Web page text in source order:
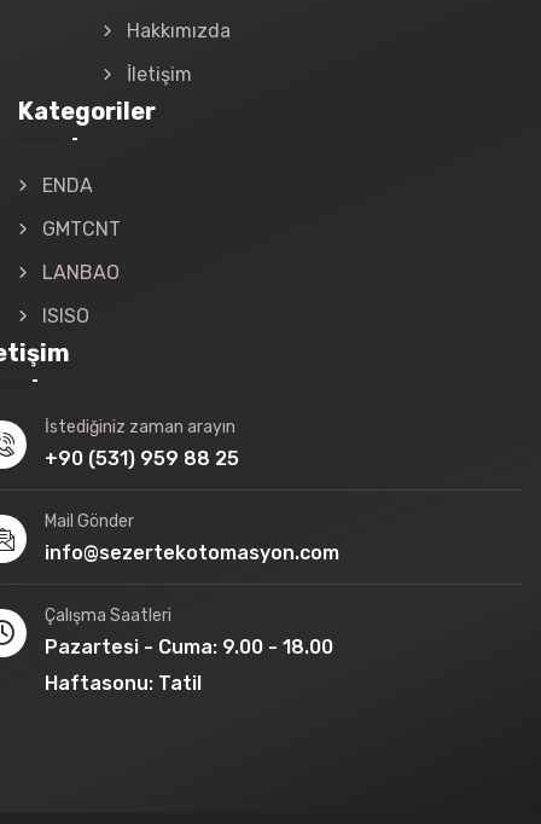
Hakkımızda
İletişim
Kategoriler
ENDA
GMTCNT
LANBAO
ISISO
İstediğiniz zaman arayın
+90 (531) 959 88 25
Mail Gönder
info@sezertekotomasyon.com
Çalışma Saatleri
Pazartesi - Cuma: 9.00 - 18.00
Haftasonu: Tatil